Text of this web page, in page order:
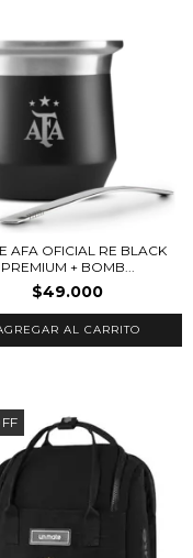
AFA OFICIAL RE BLACK
PREMIUM + BOMB...
$49.000